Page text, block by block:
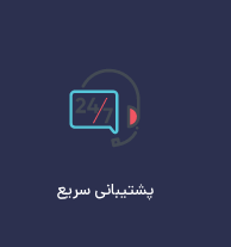
پشتیبانی سریع